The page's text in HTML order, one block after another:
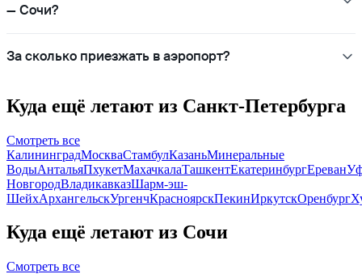
— Сочи?
За сколько приезжать в аэропорт?
Куда ещё летают из Санкт-Петербурга
Смотреть все
КалининградМоскваСтамбулКазаньМинеральные
ВодыАнтальяПхукетМахачкалаТашкентЕкатеринбургЕреван
НовгородВладикавказШарм-эш-
ШейхАрхангельскУргенчКрасноярскПекинИркутскОренбург
Куда ещё летают из Сочи
Смотреть все